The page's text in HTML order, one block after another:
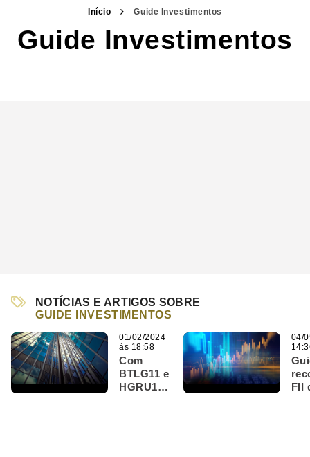
Início Guide Investimentos
Guide Investimentos
NOTÍCIAS E ARTIGOS SOBRE
GUIDE INVESTIMENTOS
Com
BTLG11 e
HGRU11,
01/02/2024
às 18:58
FII
04/